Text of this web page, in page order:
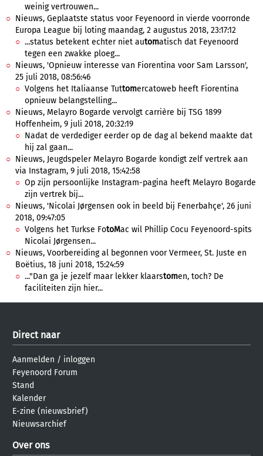
weinig vertrouwen...
Nieuws, Geplaatste status voor Feyenoord in vierde voorronde
Europa League bij loting maandag, 2 augustus 2018, 23:17:12
...status betekent echter niet automatisch dat Feyenoord
tegen een zwakke ploeg...
Nieuws, 'Opnieuw interesse van Fiorentina voor Sam Larsson',
25 juli 2018, 08:56:46
Volgens het Italiaanse Tuttomercatoweb heeft Fiorentina
opnieuw belangstelling...
Nieuws, Melayro Bogarde vervolgt carrière bij TSG 1899
Hoffenheim, 9 juli 2018, 20:32:19
Nadat de verdediger eerder op de dag al bekend maakte dat
hij zal gaan...
Nieuws, Jeugdspeler Melayro Bogarde kondigt zelf vertrek aan
via Instagram, 9 juli 2018, 15:42:58
Op zijn persoonlijke Instagram-pagina heeft Melayro Bogarde
zijn vertrek bij...
Nieuws, 'Nicolai Jørgensen ook in beeld bij Fenerbahçe', 26 juni
2018, 09:47:05
Volgens het Turkse FotoMac wil Phillip Cocu Feyenoord-spits
Nicolai Jørgensen...
Nieuws, Voorbereiding al begonnen voor Vermeer, St. Juste en
Boëtius, 18 juni 2018, 15:24:59
..."Dan ga je jezelf maar lekker klaarstomen, toch? De
faciliteiten zijn hier...
Direct naar
Aanmelden / inloggen
Feyenoord Forum
Stand
Kalender
E-zine (nieuwsbrief)
Nieuwsarchief
Over ons